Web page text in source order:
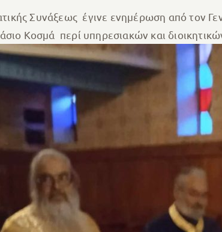
Συνάξεως έγινε ενημέρωση από τον
Κοσμά περί υπηρεσιακών και